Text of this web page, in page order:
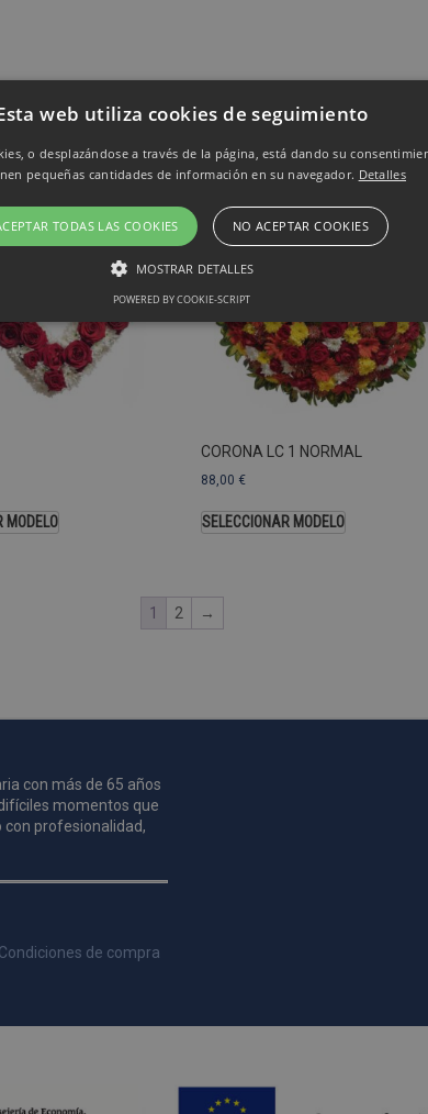
online
MODELO
CORONA LC 1 NORMAL
88,00 €
SELECCIONAR MODELO
1 2 →
con más de 65 años
momentos que
con profesionalidad,
Condiciones de compra
web utiliza cookies de seguimiento
o desplazándose a través de la página, está dando su
pequeñas cantidades de información en su navegador. Detalles
TODAS LAS COOKIES NO ACEPTAR COOKIES
MOSTRAR DETALLES
Rendimiento Sin clasificar
ver cómo los visitantes usan el sitio web, por ejemplo. cookies
Este nombre de cookie está asociado con Google
Esta cookie se utiliza para distinguir usuarios
generado aleatoriamente como identificador de
solicitud de página de un sitio y se utiliza para
POWERED BY COOKIE-SCRIPT